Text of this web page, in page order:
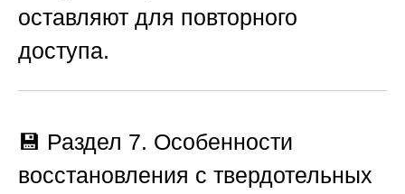
оставляют для повторного
доступа.
💾 Раздел 7. Особенности
восстановления с твердотельных